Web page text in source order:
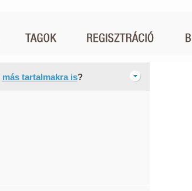
más tartalmakra is?